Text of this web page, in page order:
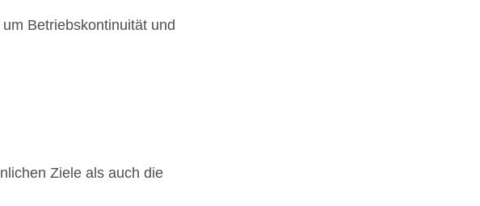
Betriebskontinuität und
Ziele als auch die